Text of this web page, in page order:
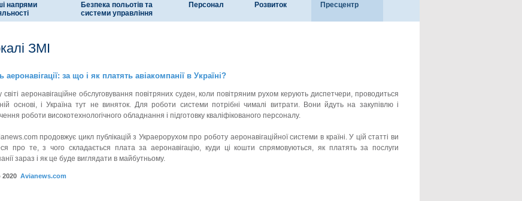
напрями
Безпека польотів та
системи управління
Персонал Розвиток Пресцентр
ЗМІ
аеронавігації: за що і як платять авіакомпанії в Україні?
світі аеронавігаційне обслуговування повітряних суден, коли повітряним рухом керують диспетчери, проводиться
основі, і Україна тут не виняток. Для роботи системи потрібні чималі витрати. Вони йдуть на закупівлю і
роботи високотехнологічного обладнання і підготовку кваліфікованого персоналу.
продовжує цикл публікацій з Украерорухом про роботу аеронавігаційної системи в країні. У цій статті ви
про те, з чого складається плата за аеронавігацію, куди ці кошти спрямовуються, як платять за послуги
зараз і як це буде виглядати в майбутньому.
2020 Avianews.com